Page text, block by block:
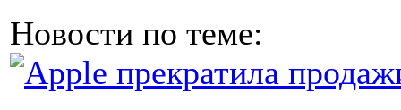
Новости по теме: